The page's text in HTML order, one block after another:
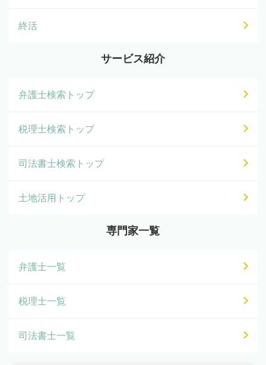
終活
サービス紹介
弁護士検索トップ
税理士検索トップ
司法書士検索トップ
土地活用トップ
専門家一覧
弁護士一覧
税理士一覧
司法書士一覧